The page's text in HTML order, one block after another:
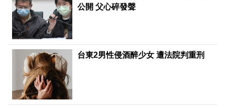
公開 父心碎發聲
台東2男性侵酒醉少女 遭法院判重刑